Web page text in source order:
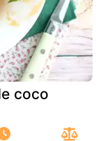
coco